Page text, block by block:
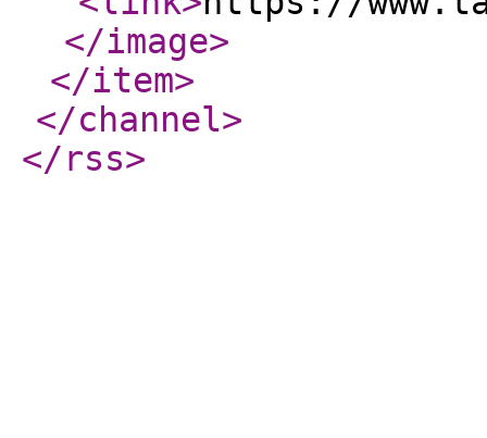
</image>
</item>
</channel>
</rss>